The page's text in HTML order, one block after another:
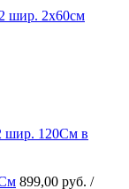
шир. 2х60см
899,00 руб. /